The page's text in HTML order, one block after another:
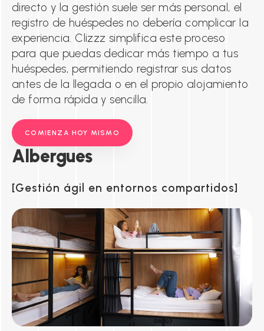
directo y la gestión suele ser más personal, el
registro de huéspedes no debería complicar la
experiencia. Clizzz simplifica este proceso
para que puedas dedicar más tiempo a tus
huéspedes, permitiendo registrar sus datos
antes de la llegada o en el propio alojamiento
de forma rápida y sencilla.
COMIENZA HOY MISMO
Albergues
Gestión ágil en entornos compartidos